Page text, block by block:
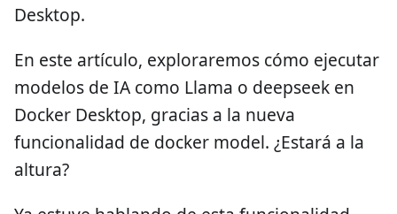
Desktop.
En este artículo, exploraremos cómo ejecutar
modelos de IA como Llama o deepseek en
Docker Desktop, gracias a la nueva
funcionalidad de docker model. ¿Estará a la
altura?